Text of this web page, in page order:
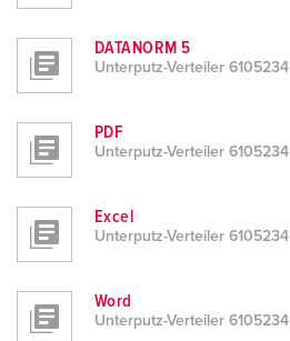
h
l
DATANORM 5
Unterputz-Verteiler 6105234
PDF
Unterputz-Verteiler 6105234
Excel
Unterputz-Verteiler 6105234
Word
Unterputz-Verteiler 6105234